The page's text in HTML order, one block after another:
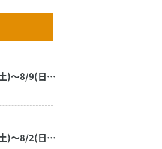
2026/8/8(土)～8/9(日) 今週のおすすめ商品
2026/8/1(土)～8/2(日) 今週のおすすめ商品